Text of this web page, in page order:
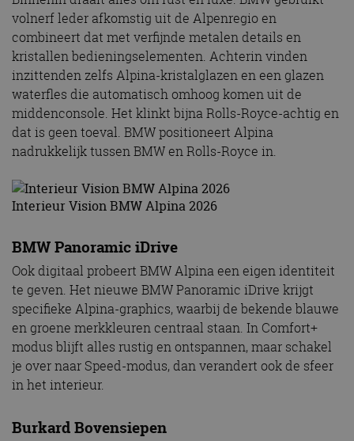
volnerf leder afkomstig uit de Alpenregio en
combineert dat met verfijnde metalen details en
kristallen bedieningselementen. Achterin vinden
inzittenden zelfs Alpina-kristalglazen en een glazen
waterfles die automatisch omhoog komen uit de
middenconsole. Het klinkt bijna Rolls-Royce-achtig en
dat is geen toeval. BMW positioneert Alpina
nadrukkelijk tussen BMW en Rolls-Royce in.
Interieur Vision BMW Alpina 2026
BMW Panoramic iDrive
Ook digitaal probeert BMW Alpina een eigen identiteit
te geven. Het nieuwe BMW Panoramic iDrive krijgt
specifieke Alpina-graphics, waarbij de bekende blauwe
en groene merkkleuren centraal staan. In Comfort+
modus blijft alles rustig en ontspannen, maar schakel
je over naar Speed-modus, dan verandert ook de sfeer
in het interieur.
Burkard Bovensiepen